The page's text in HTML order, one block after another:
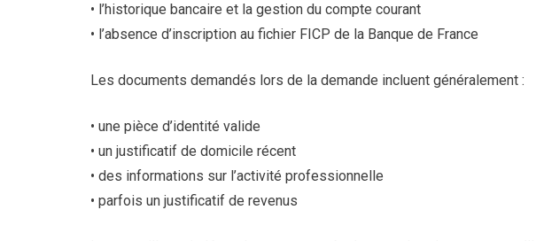
• l’historique bancaire et la gestion du compte courant
• l’absence d’inscription au fichier FICP de la Banque de France
Les documents demandés lors de la demande incluent généralement :
• une pièce d’identité valide
• un justificatif de domicile récent
• des informations sur l’activité professionnelle
• parfois un justificatif de revenus